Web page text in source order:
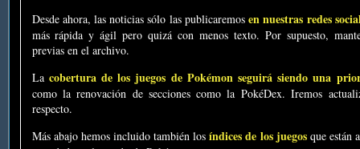
Desde ahora, las noticias sólo las publicaremosen nuestras redes
más rápida y ágil pero quizá con menos texto. Por supuesto,
previas en el archivo.
La cobertura de los juegos de Pokémon seguirá siendo una
como la renovación de secciones como la PokéDex. Iremos
respecto.
Más abajo hemos incluido también losíndices de los juegosque están